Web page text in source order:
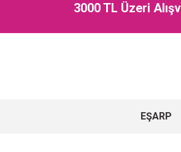
3000 TL Üzeri
EŞARP